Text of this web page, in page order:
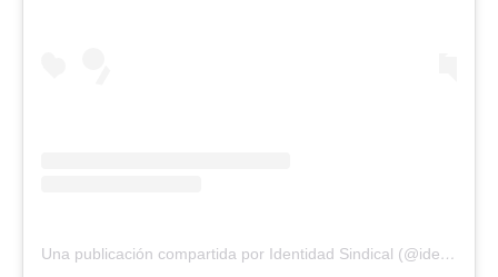
Una publicación compartida por Identidad Sindical (@identisindical)